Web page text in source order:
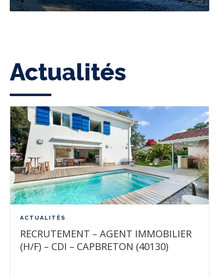
Actualités
ACTUALITÉS
RECRUTEMENT – AGENT IMMOBILIER
(H/F) – CDI – CAPBRETON (40130)